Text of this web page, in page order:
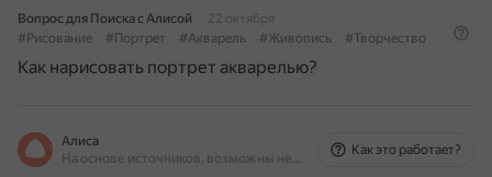
Вопрос для Поиска с Алисой
22 октября
#Рисование
#Портрет #Акварель #Живопись #Творчество
Как нарисовать портрет акварелью?
Алиса
На основе источников, возможны неточности
Как это работает?